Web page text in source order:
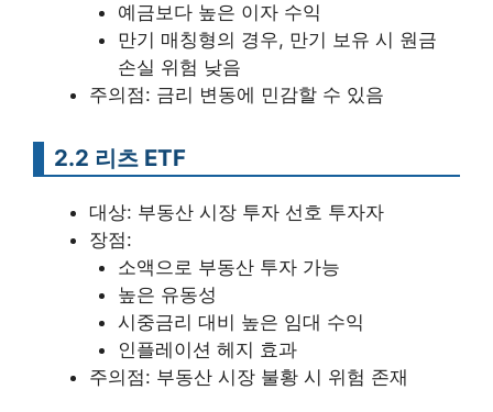
예금보다 높은 이자 수익
만기 매칭형의 경우, 만기 보유 시 원금
손실 위험 낮음
주의점: 금리 변동에 민감할 수 있음
2.2 리츠 ETF
대상: 부동산 시장 투자 선호 투자자
장점:
소액으로 부동산 투자 가능
높은 유동성
시중금리 대비 높은 임대 수익
인플레이션 헤지 효과
주의점: 부동산 시장 불황 시 위험 존재